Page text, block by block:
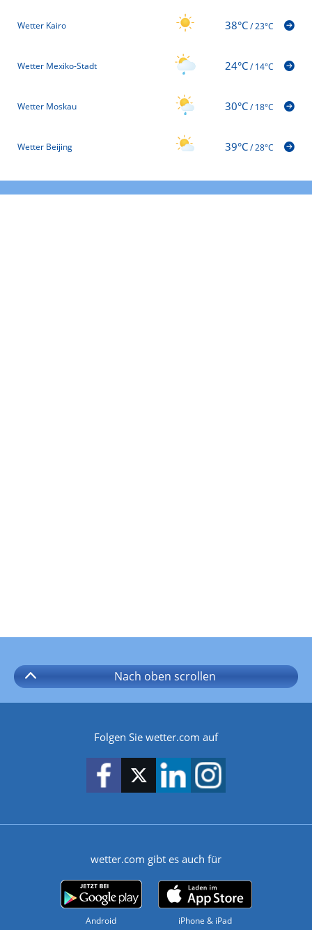
Wetter Kairo 38°C/23°C
Wetter Mexiko-Stadt 24°C/14°C
Wetter Moskau 30°C/18°C
Wetter Beijing 39°C/28°C
Nach oben scrollen
Folgen Sie wetter.com auf
wetter.com gibt es auch für
Android iPhone & iPad